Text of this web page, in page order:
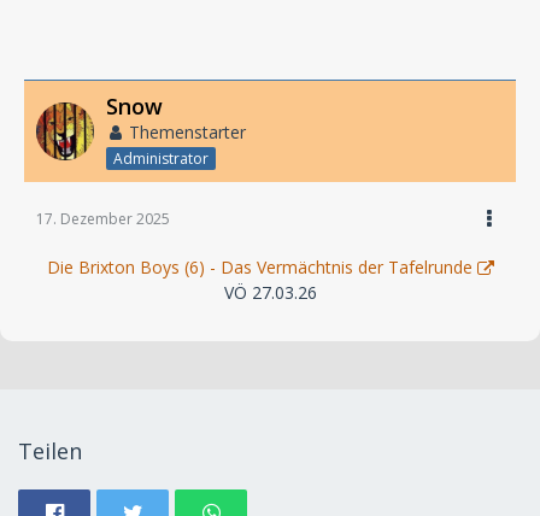
Snow
Themenstarter
Administrator
17. Dezember 2025
Die Brixton Boys (6) - Das Vermächtnis der Tafelrunde
VÖ 27.03.26
Teilen